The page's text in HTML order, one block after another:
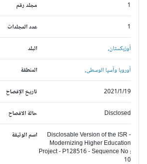
مجلد رقم
عدد المجلدات
البلد أوزبكستان,
المنطقة أوروبا وآسيا الوسطى,
تاريخ الإفصاح 2021/1/19
حالة الافصاح Disclosed
اسم الوثيقة
Disclosable Version of the ISR -
Modernizing Higher Education
Project - P128516 - Sequence No :